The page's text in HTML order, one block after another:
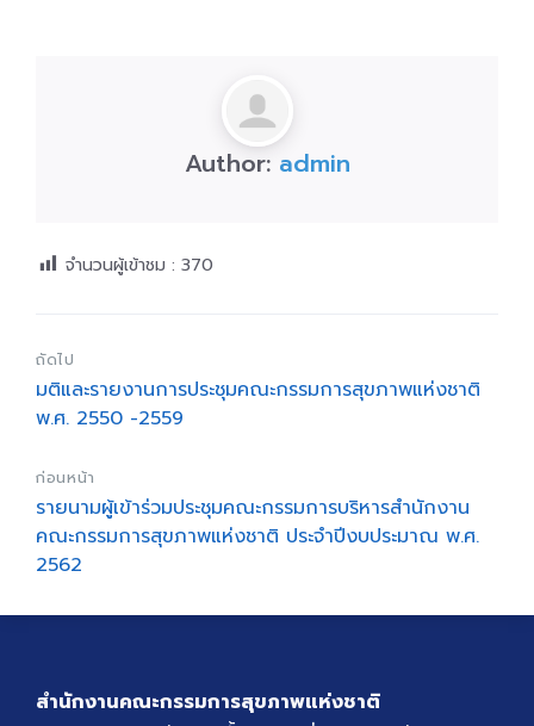
Author: admin
จำนวนผู้เข้าชม : 370
ถัดไป
มติและรายงานการประชุมคณะกรรมการสุขภาพแห่งชาติ
พ.ศ. 2550 -2559
ก่อนหน้า
รายนามผู้เข้าร่วมประชุมคณะกรรมการบริหารสำนักงาน
คณะกรรมการสุขภาพแห่งชาติ ประจำปีงบประมาณ พ.ศ.
2562
สำนักงานคณะกรรมการสุขภาพแห่งชาติ